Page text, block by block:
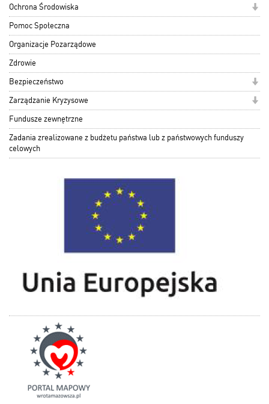
Ochrona Środowiska
Pomoc Społeczna
Organizacje Pozarządowe
Zdrowie
Bezpieczeństwo
Zarządzanie Kryzysowe
Fundusze zewnętrzne
Zadania zrealizowane z budżetu państwa lub z państwowych funduszy
celowych